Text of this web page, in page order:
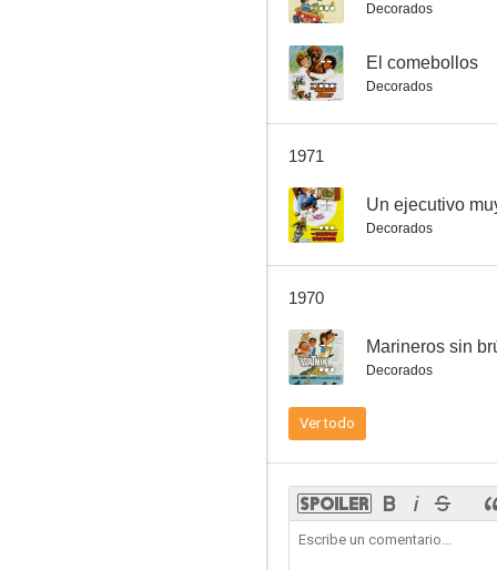
Raíces profundas
7.3
Decorados
-- El comebollos
Decorados
1971
-- Un ejecutivo
Decorados
1970
-- Marineros sin
Decorados
Ver todo